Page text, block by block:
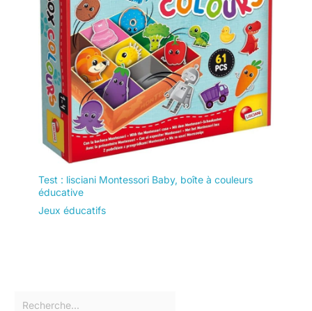
Test : lisciani Montessori Baby, boîte à couleurs
éducative
Jeux éducatifs